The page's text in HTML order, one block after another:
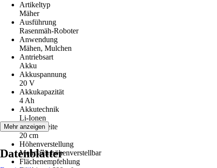
Artikeltyp
Mäher
Ausführung
Rasenmäh-Roboter
Anwendung
Mähen, Mulchen
Antriebsart
Akku
Akkuspannung
20 V
Akkukapazität
4 Ah
Akkutechnik
Li-Ionen
Schnittbreite
20 cm
Höhenverstellung
Mehrfach höhenverstellbar
Flächenempfehlung
Mehr anzeigen
Datenblätter